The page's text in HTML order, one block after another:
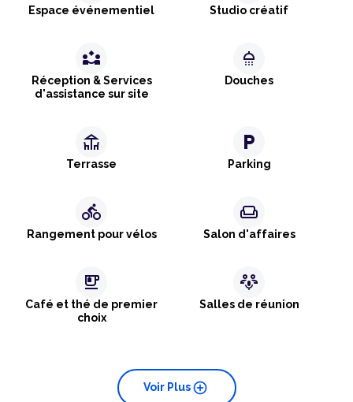
Espace événementiel Studio créatif
partner_exchange
Réception & Services
d'assistance sur site
shower
Douches
deck
Terrasse
local_parking
Parking
directions_bike
Rangement pour vélos
weekend
Salon d'affaires
emoji_food_beverage
Café et thé de premier
choix
adaptive_audio_mic
Salles de réunion
add_circle
Voir Plus